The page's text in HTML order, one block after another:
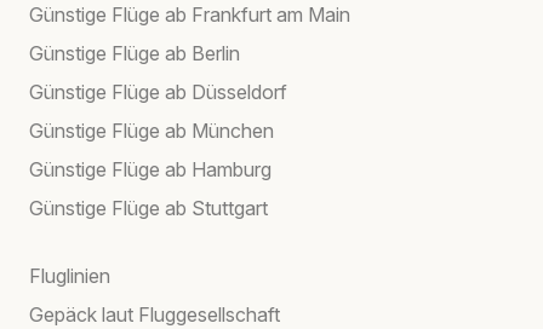
Günstige Flüge ab Frankfurt am Main
Günstige Flüge ab Berlin
Günstige Flüge ab Düsseldorf
Günstige Flüge ab München
Günstige Flüge ab Hamburg
Günstige Flüge ab Stuttgart
Fluglinien
Gepäck laut Fluggesellschaft